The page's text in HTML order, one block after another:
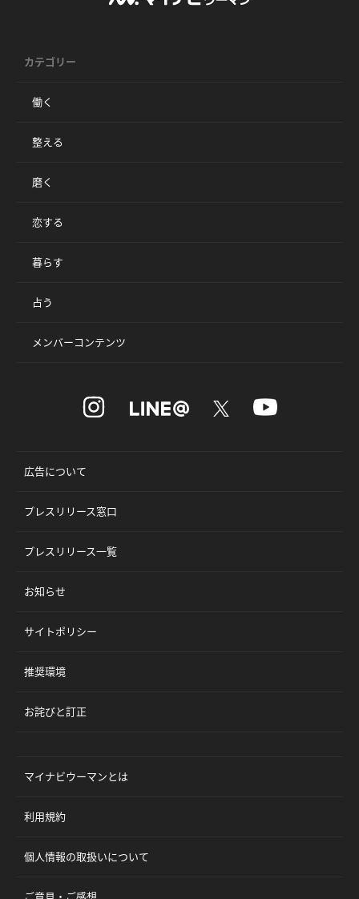
カテゴリー
働く
整える
磨く
恋する
暮らす
占う
メンバーコンテンツ
広告について
プレスリリース窓口
プレスリリース一覧
お知らせ
サイトポリシー
推奨環境
お詫びと訂正
マイナビウーマンとは
利用規約
個人情報の取扱いについて